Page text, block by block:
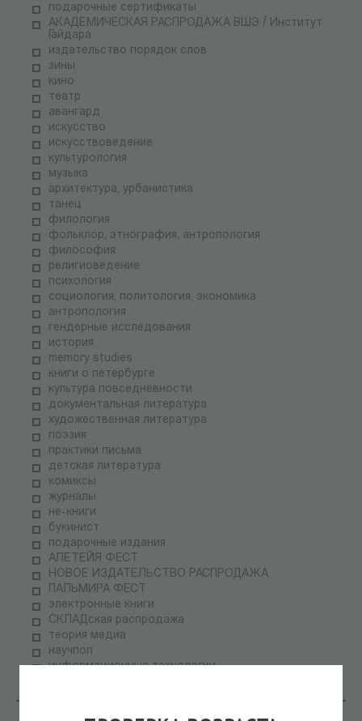
подарочные сертификаты
АКАДЕМИЧЕСКАЯ РАСПРОДАЖА ВШЭ / Институт
Гайдара
издательство порядок слов
зины
кино
театр
авангард
искусство
искусствоведение
культурология
музыка
архитектура, урбанистика
танец
филология
фольклор, этнография, антропология
философия
религиоведение
психология
социология, политология, экономика
антропология
гендерные исследования
история
memory studies
книги о петербурге
культура повседневности
документальная литература
художественная литература
поэзия
практики письма
детская литература
комиксы
журналы
не-книги
букинист
подарочные издания
АЛЕТЕЙЯ ФЕСТ
НОВОЕ ИЗДАТЕЛЬСТВО РАСПРОДАЖА
ПАЛЬМИРА ФЕСТ
электронные книги
СКЛАДская распродажа
теория медиа
научпоп
информационные технологии